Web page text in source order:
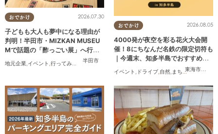
おでかけ
半田市
2026.07.30
子どもも大人も夢中になる理由が
判明！半田市・MIZKAN MUSEU
Mで話題の「酢っごい展」へ行っ
てみた｜7/25(土)～8/30(日)／ち
たまる広告
地元企業 イベント 行ってみたレポ ,ちたまる広告 親子 家族,友人
おでかけ
東海市大府
2026.08.05
4000発が夜空を彩る花火大会開
催！8にちなんだ名鉄の限定切符も
｜今週末、知多半島でおすすめの
プラン【8/8(土)・9(日)】
イベント , ドライブ,自然, まちネタ ,季節ネタ